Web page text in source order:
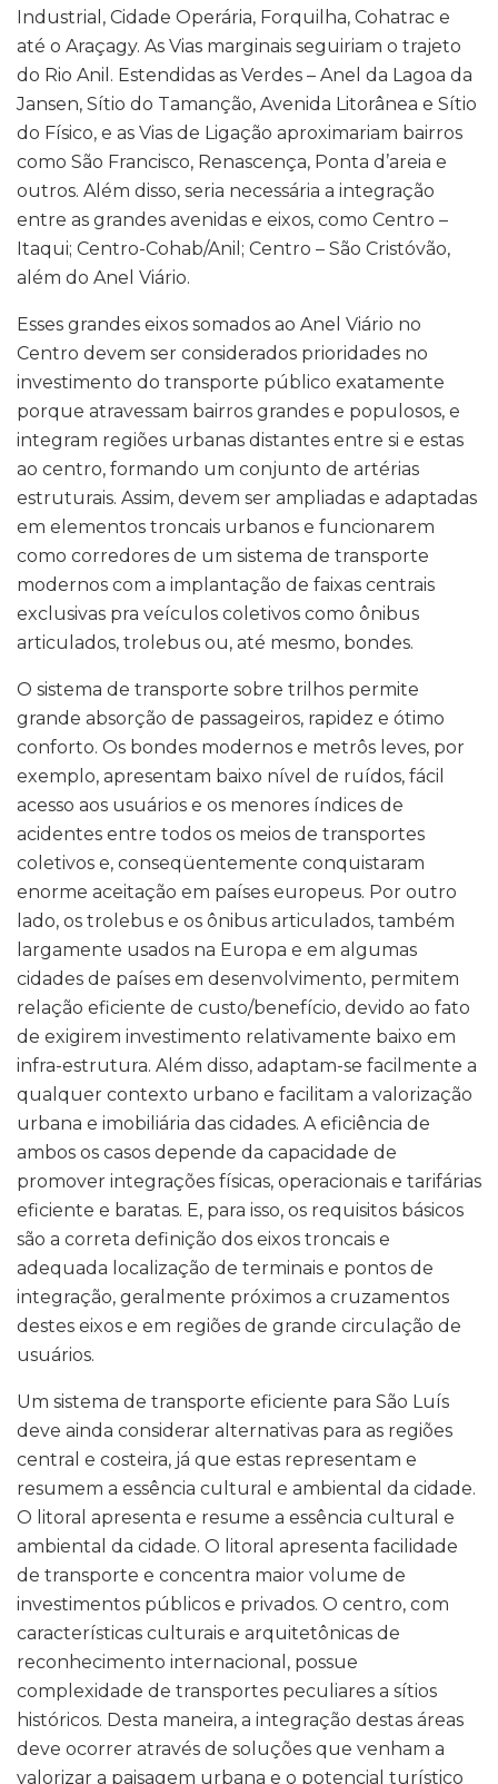
Industrial, Cidade Operária, Forquilha, Cohatrac e
até o Araçagy. As Vias marginais seguiriam o trajeto
do Rio Anil. Estendidas as Verdes – Anel da Lagoa da
Jansen, Sítio do Tamanção, Avenida Litorânea e Sítio
do Físico, e as Vias de Ligação aproximariam bairros
como São Francisco, Renascença, Ponta d’areia e
outros. Além disso, seria necessária a integração
entre as grandes avenidas e eixos, como Centro –
Itaqui; Centro-Cohab/Anil; Centro – São Cristóvão,
além do Anel Viário.
Esses grandes eixos somados ao Anel Viário no
Centro devem ser considerados prioridades no
investimento do transporte público exatamente
porque atravessam bairros grandes e populosos, e
integram regiões urbanas distantes entre si e estas
ao centro, formando um conjunto de artérias
estruturais. Assim, devem ser ampliadas e adaptadas
em elementos troncais urbanos e funcionarem
como corredores de um sistema de transporte
modernos com a implantação de faixas centrais
exclusivas pra veículos coletivos como ônibus
articulados, trolebus ou, até mesmo, bondes.
O sistema de transporte sobre trilhos permite
grande absorção de passageiros, rapidez e ótimo
conforto. Os bondes modernos e metrôs leves, por
exemplo, apresentam baixo nível de ruídos, fácil
acesso aos usuários e os menores índices de
acidentes entre todos os meios de transportes
coletivos e, conseqüentemente conquistaram
enorme aceitação em países europeus. Por outro
lado, os trolebus e os ônibus articulados, também
largamente usados na Europa e em algumas
cidades de países em desenvolvimento, permitem
relação eficiente de custo/benefício, devido ao fato
de exigirem investimento relativamente baixo em
infra-estrutura. Além disso, adaptam-se facilmente a
qualquer contexto urbano e facilitam a valorização
urbana e imobiliária das cidades. A eficiência de
ambos os casos depende da capacidade de
promover integrações físicas, operacionais e tarifárias
eficiente e baratas. E, para isso, os requisitos básicos
são a correta definição dos eixos troncais e
adequada localização de terminais e pontos de
integração, geralmente próximos a cruzamentos
destes eixos e em regiões de grande circulação de
usuários.
Um sistema de transporte eficiente para São Luís
deve ainda considerar alternativas para as regiões
central e costeira, já que estas representam e
resumem a essência cultural e ambiental da cidade.
O litoral apresenta e resume a essência cultural e
ambiental da cidade. O litoral apresenta facilidade
de transporte e concentra maior volume de
investimentos públicos e privados. O centro, com
características culturais e arquitetônicas de
reconhecimento internacional, possue
complexidade de transportes peculiares a sítios
históricos. Desta maneira, a integração destas áreas
deve ocorrer através de soluções que venham a
valorizar a paisagem urbana e o potencial turístico